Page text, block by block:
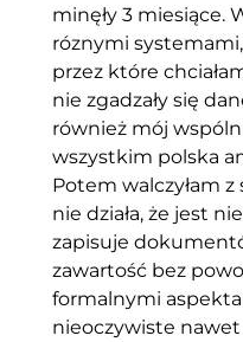
minęły 3 miesiące.
róznymi
przez które
nie zgadzały się
również mój
wszystkim polska
Potem walczyłam
nie działa, że jest
zapisuje
zawartość bez
formalnymi
nieoczywiste